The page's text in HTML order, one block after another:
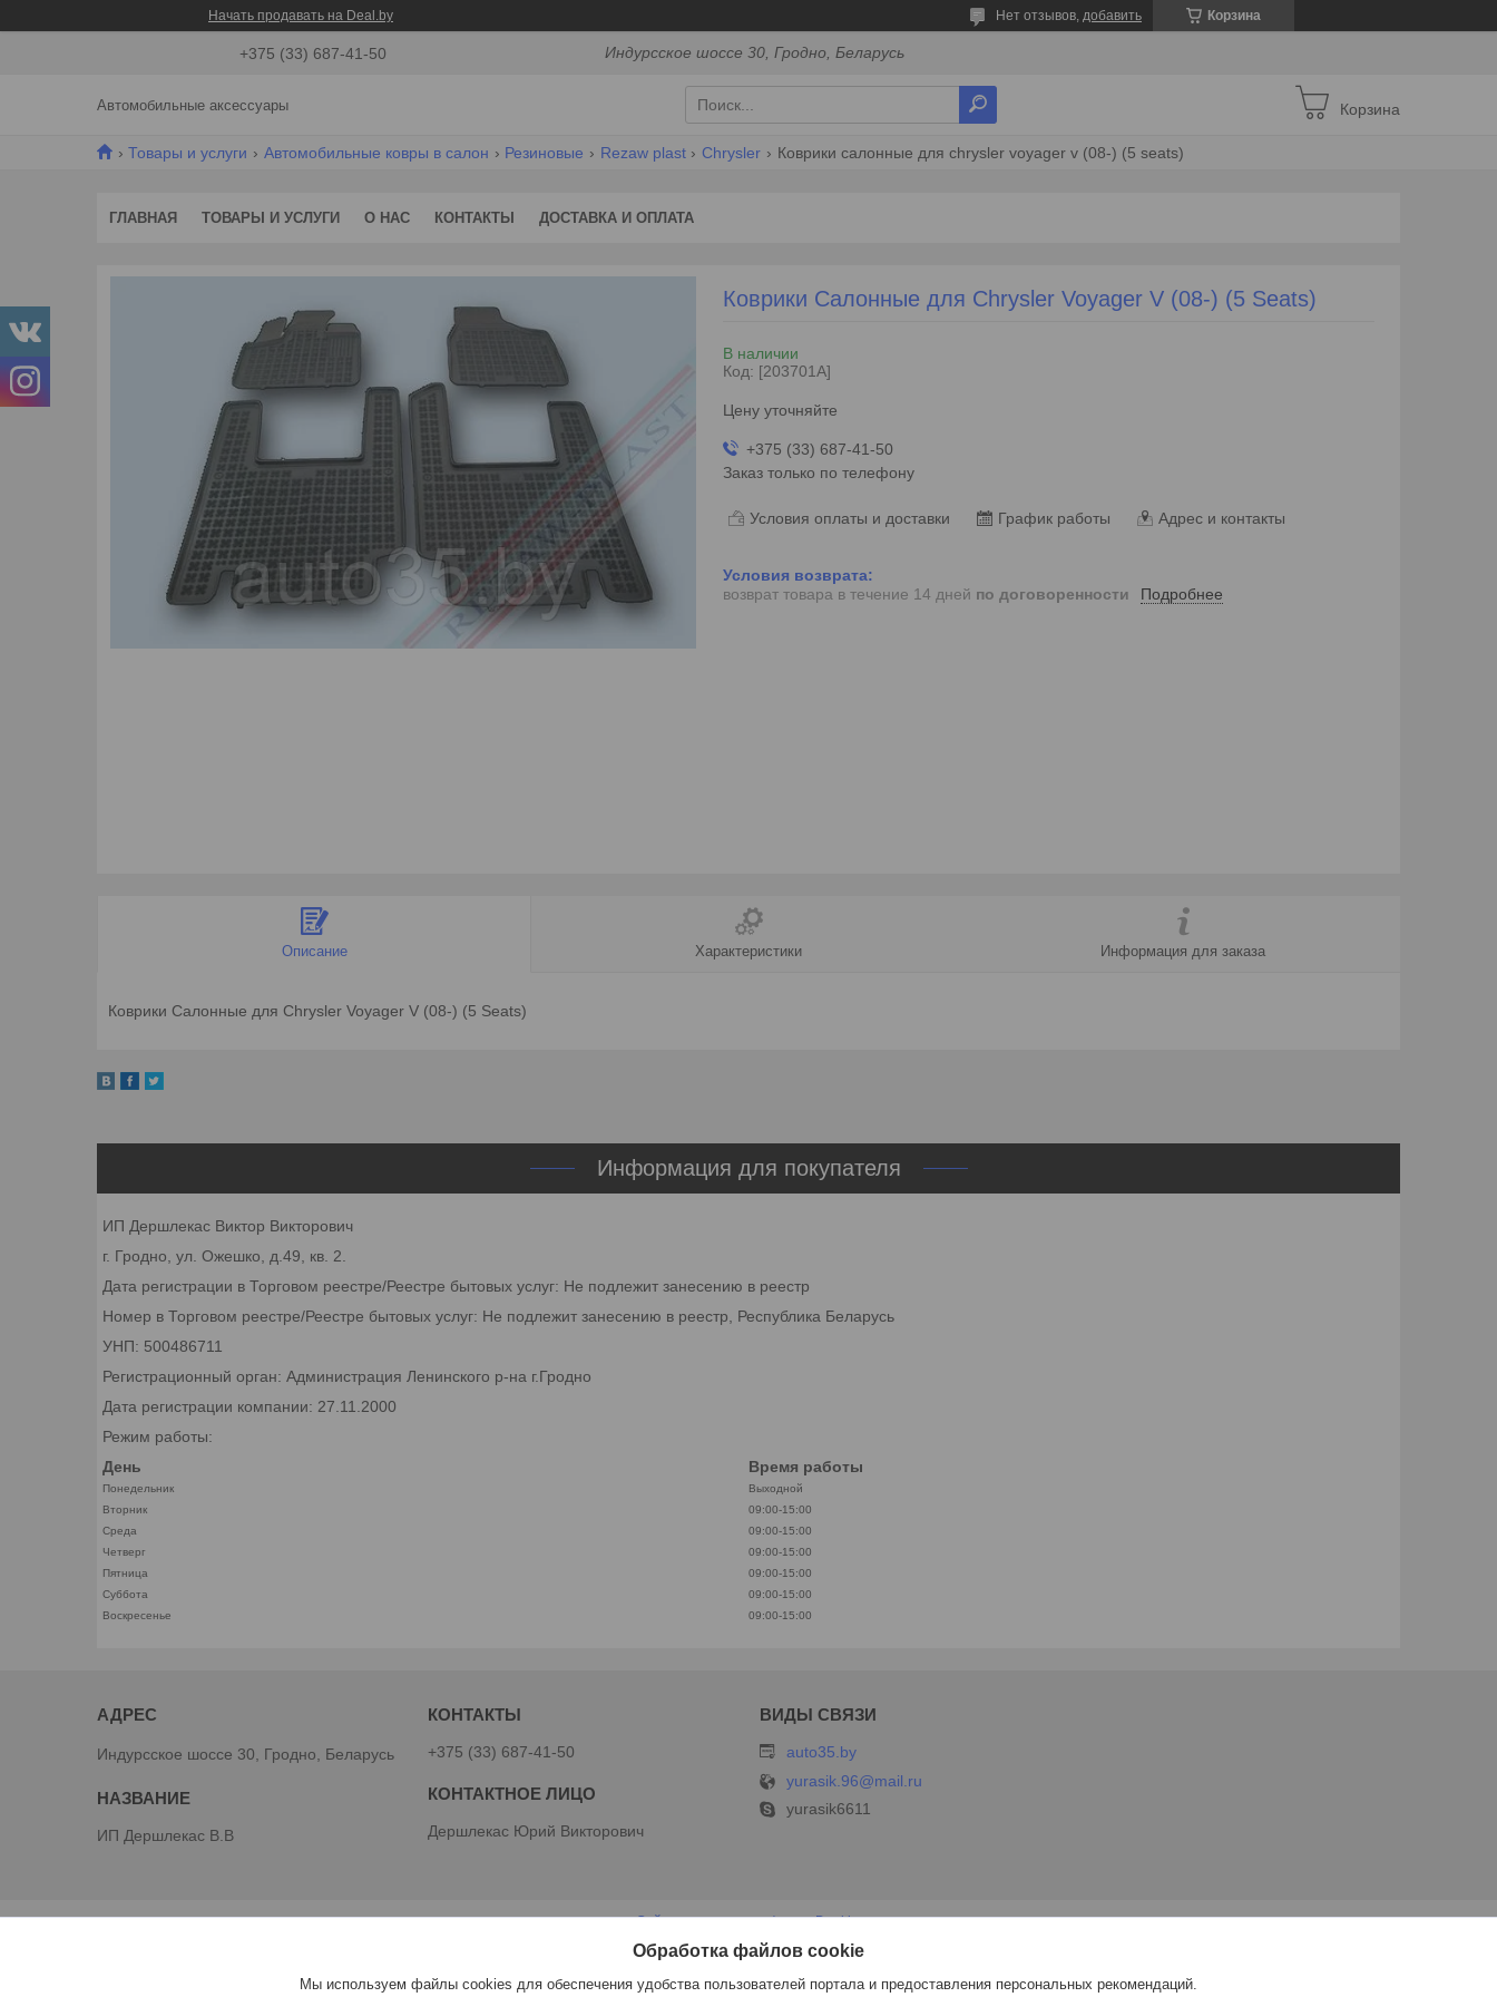
Начать продавать на Deal.by Корзина
Нет отзывов, добавить
+375 (33) 687-41-50 Индурсское шоссе 30, Гродно, Беларусь
Автомобильные аксессуары Корзина
Товары и услуги Автомобильные ковры в салон Резиновые Rezaw plast Chrysler Коврики салонные для chrysler voyager v (08-) (5 seats)
ГЛАВНАЯ ТОВАРЫ И УСЛУГИ О НАС КОНТАКТЫ ДОСТАВКА И ОПЛАТА
Коврики Салонные для Chrysler Voyager V (08-) (5 Seats)
В наличии
Код: [203701A]
Цену уточняйте
+375 (33) 687-41-50
Заказ только по телефону
Условия оплаты и доставки График работы Адрес и контакты
возврат товара в течение 14 дней по договоренности Подробнее
Описание Характеристики Информация для заказа
Коврики Салонные для Chrysler Voyager V (08-) (5 Seats)
Информация для покупателя
ИП Дершлекас Виктор Викторович
г. Гродно, ул. Ожешко, д.49, кв. 2.
Дата регистрации в Торговом реестре/Реестре бытовых услуг: Не подлежит занесению в реестр
Номер в Торговом реестре/Реестре бытовых услуг: Не подлежит занесению в реестр, Республика Беларусь
УНП: 500486711
Регистрационный орган: Администрация Ленинского р-на г.Гродно
Дата регистрации компании: 27.11.2000
Режим работы:
День
Время работы
Понедельник
Выходной
Вторник
09:00-15:00
Среда
09:00-15:00
Четверг
09:00-15:00
Пятница
09:00-15:00
Суббота
09:00-15:00
Воскресенье
09:00-15:00
Индурсское шоссе 30, Гродно, Беларусь
ИП Дершлекас В.В
+375 (33) 687-41-50
Дершлекас Юрий Викторович
auto35.by
yurasik.96@mail.ru
yurasik6611
Сайт создан на платформе Deal.by
Политика обработки файлов cookies
Обработка файлов cookie
Мы используем файлы cookies для обеспечения удобства пользователей портала и предоставления персональных рекомендаций.
ИП Дершлекас В.В | Пожаловаться на контент
Select Language ▼